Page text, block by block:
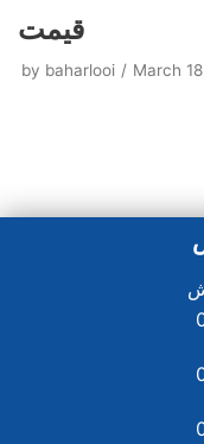
قیمت
by baharlooi March